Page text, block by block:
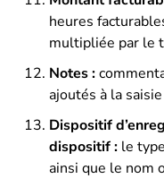
heures
multipliée par le
Notes :
ajoutés à la
Dispositif
dispositif : le
ainsi que le nom